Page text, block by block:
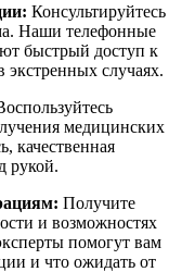
Консультируйтесь
Наши телефонные
быстрый доступ к
случаях.
медицинских
качественная
рукой.
Получите
и возможностях
помогут вам
и что ожидать от